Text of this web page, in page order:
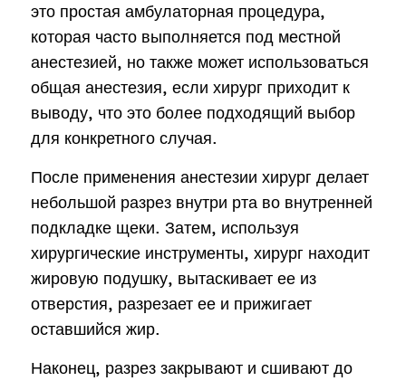
это простая амбулаторная процедура,
которая часто выполняется под местной
анестезией, но также может использоваться
общая анестезия, если хирург приходит к
выводу, что это более подходящий выбор
для конкретного случая.
После применения анестезии хирург делает
небольшой разрез внутри рта во внутренней
подкладке щеки. Затем, используя
хирургические инструменты, хирург находит
жировую подушку, вытаскивает ее из
отверстия, разрезает ее и прижигает
оставшийся жир.
Наконец, разрез закрывают и сшивают до